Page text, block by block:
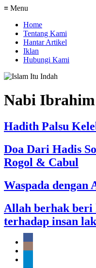
≡ Menu
Home
Tentang Kami
Hantar Artikel
Iklan
Hubungi Kami
Nabi Ibrahim
Hadith Palsu
Doa Dari Hadis
Rogol & Cabul
Waspada dengan
Allah berhak beri
terhadap insan